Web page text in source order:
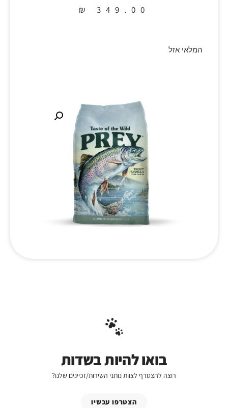
₪ 349.00
המלאי אזל
בואו להיות בשדות
רוצה להצטרף לצוות נותני השירות/זכיינים שלנו?
הצטרפו עכשיו